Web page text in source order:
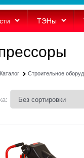
ТЭНы
Каталог Строительное